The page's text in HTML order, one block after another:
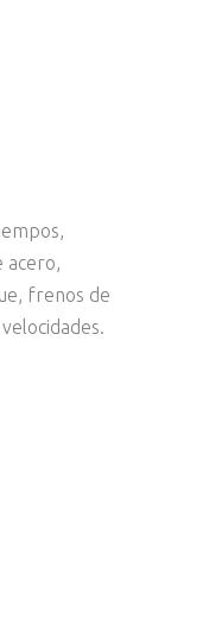
acero,
frenos de